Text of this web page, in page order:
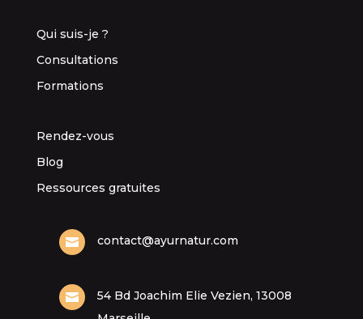
Qui suis-je ?
Consultations
Formations
Rendez-vous
Blog
Ressources gratuites
 contact@ayurnatur.com

54 Bd Joachim Elie Vezien, 13008